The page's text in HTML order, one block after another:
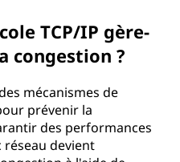
TCP/IP gère-
congestion ?
mécanismes de
prévenir la
des performances
devient